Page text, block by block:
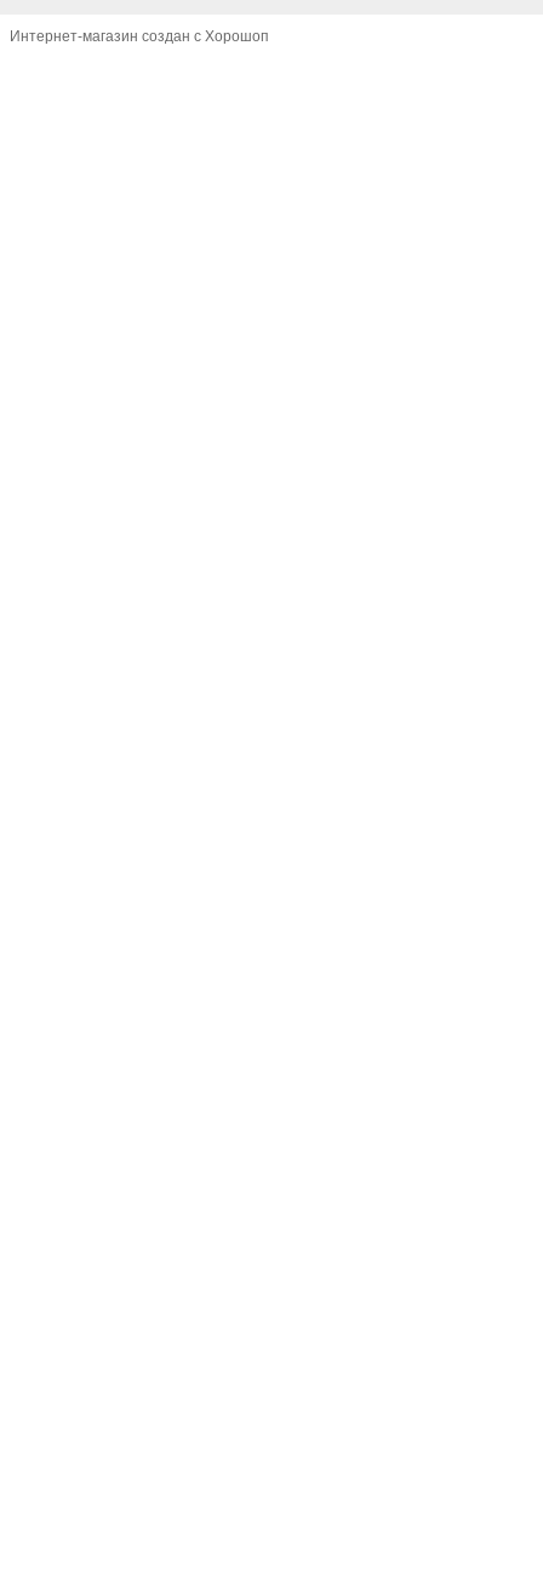
Интернет-магазин создан с Хорошоп